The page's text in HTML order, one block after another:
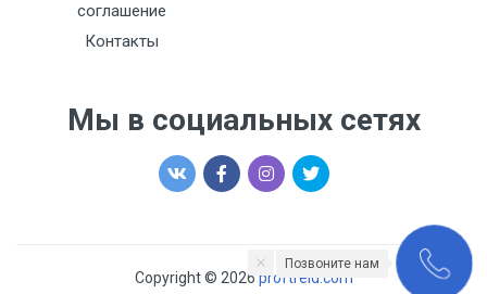
соглашение
Контакты
Мы в социальных сетях
Copyright © 2026 proftreid.com
Позвоните нам